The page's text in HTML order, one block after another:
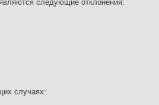
следующие отклонения:
случаях: